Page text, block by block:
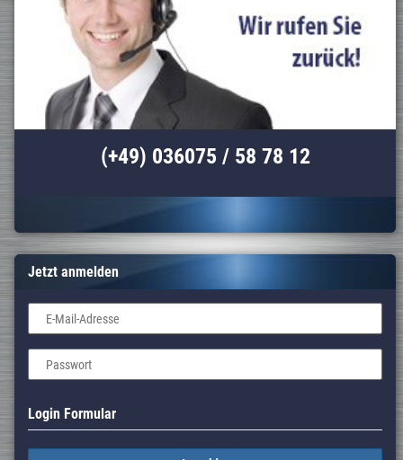
(+49) 036075 / 58 78 12
Jetzt anmelden
E-Mail-Adresse
Passwort
Login Formular